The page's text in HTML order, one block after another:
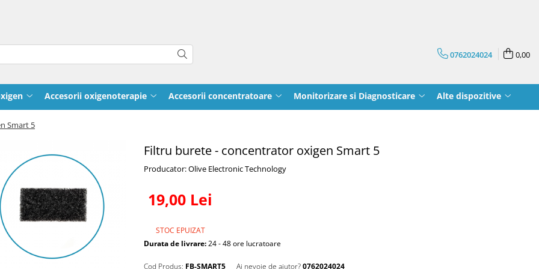
0762024024 0,00
Accesorii oxigenoterapie Accesorii concentratoare Monitorizare si Diagnosticare Alte dispozitive
Smart 5
Filtru burete - concentrator oxigen Smart 5
Producator: Olive Electronic Technology
19,00 Lei
STOC EPUIZAT
Durata de livrare:24 - 48 ore lucratoare
Cod Produs: FB-SMART5 Ai nevoie de ajutor?0762024024